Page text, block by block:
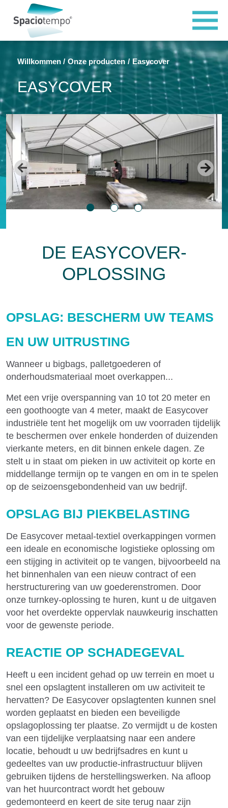
Willkommen Onze producten Easycover
EASYCOVER
DE EASYCOVER-
OPLOSSING
OPSLAG: BESCHERM UW TEAMS
EN UW UITRUSTING
Wanneer u bigbags, palletgoederen of
onderhoudsmateriaal moet overkappen...
Met een vrije overspanning van 10 tot 20 meter en
een goothoogte van 4 meter, maakt de Easycover
industriële tent het mogelijk om uw voorraden tijdelijk
te beschermen over enkele honderden of duizenden
vierkante meters, en dit binnen enkele dagen. Ze
stelt u in staat om pieken in uw activiteit op korte en
middellange termijn op te vangen en om in te spelen
op de seizoensgebondenheid van uw bedrijf.
OPSLAG BIJ PIEKBELASTING
De Easycover metaal-textiel overkappingen vormen
een ideale en economische logistieke oplossing om
een stijging in activiteit op te vangen, bijvoorbeeld na
het binnenhalen van een nieuw contract of een
herstructurering van uw goederenstromen. Door
onze turnkey-oplossing te huren, kunt u de uitgaven
voor het overdekte oppervlak nauwkeurig inschatten
voor de gewenste periode.
REACTIE OP SCHADEGEVAL
Heeft u een incident gehad op uw terrein en moet u
snel een opslagtent installeren om uw activiteit te
hervatten? De Easycover opslagtenten kunnen snel
worden geplaatst en bieden een beveiligde
opslagoplossing ter plaatse. Zo vermijdt u de kosten
van een tijdelijke verplaatsing naar een andere
locatie, behoudt u uw bedrijfsadres en kunt u
gedeeltes van uw productie-infrastructuur blijven
gebruiken tijdens de herstellingswerken. Na afloop
van het huurcontract wordt het gebouw
gedemonteerd en keert de site terug naar zijn
Cookies beheer paneel